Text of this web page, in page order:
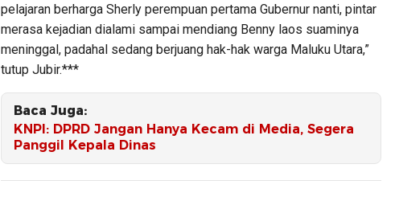
pelajaran berharga Sherly perempuan pertama Gubernur nanti, pintar
merasa kejadian dialami sampai mendiang Benny laos suaminya
meninggal, padahal sedang berjuang hak-hak warga Maluku Utara,”
tutup Jubir.***
Baca Juga:
KNPI: DPRD Jangan Hanya Kecam di Media, Segera
Panggil Kepala Dinas